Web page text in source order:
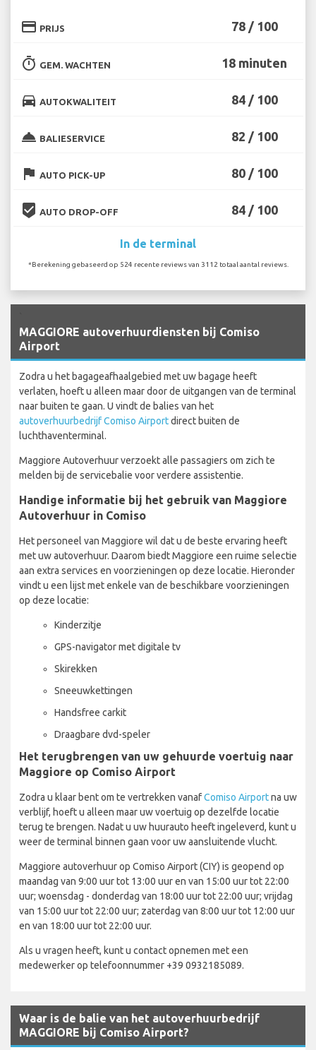
credit_card PRIJS 78 / 100
timer GEM. WACHTEN 18 minuten
directions_car AUTOKWALITEIT 84 / 100
room_service BALIESERVICE 82 / 100
flag AUTO PICK-UP 80 / 100
beenhere AUTO DROP-OFF 84 / 100
In de terminal
*Berekening gebaseerd op 524 recente reviews van 3112 totaal aantal reviews.
MAGGIORE autoverhuurdiensten bij Comiso
Airport
Zodra u het bagageafhaalgebied met uw bagage heeft
verlaten, hoeft u alleen maar door de uitgangen van de terminal
naar buiten te gaan. U vindt de balies van het
autoverhuurbedrijf Comiso Airportdirect buiten de
luchthaventerminal.
Maggiore Autoverhuur verzoekt alle passagiers om zich te
melden bij de servicebalie voor verdere assistentie.
Handige informatie bij het gebruik van Maggiore
Autoverhuur in Comiso
Het personeel van Maggiore wil dat u de beste ervaring heeft
met uw autoverhuur. Daarom biedt Maggiore een ruime selectie
aan extra services en voorzieningen op deze locatie. Hieronder
vindt u een lijst met enkele van de beschikbare voorzieningen
op deze locatie:
Kinderzitje
GPS-navigator met digitale tv
Skirekken
Sneeuwkettingen
Handsfree carkit
Draagbare dvd-speler
Het terugbrengen van uw gehuurde voertuig naar
Maggiore op Comiso Airport
Zodra u klaar bent om te vertrekken vanafComiso Airportna uw
verblijf, hoeft u alleen maar uw voertuig op dezelfde locatie
terug te brengen. Nadat u uw huurauto heeft ingeleverd, kunt u
weer de terminal binnen gaan voor uw aansluitende vlucht.
Maggiore autoverhuur op Comiso Airport (CIY) is geopend op
maandag van 9:00 uur tot 13:00 uur en van 15:00 uur tot 22:00
uur; woensdag - donderdag van 18:00 uur tot 22:00 uur; vrijdag
van 15:00 uur tot 22:00 uur; zaterdag van 8:00 uur tot 12:00 uur
en van 18:00 uur tot 22:00 uur.
Als u vragen heeft, kunt u contact opnemen met een
medewerker op telefoonnummer +39 0932185089.
Waar is de balie van het autoverhuurbedrijf
MAGGIORE bij Comiso Airport?